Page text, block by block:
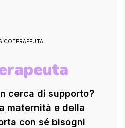
cerca di supporto?
maternità e della
con sé bisogni